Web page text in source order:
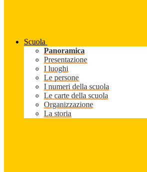
Scuola
Panoramica
Presentazione
I luoghi
Le persone
I numeri della scuola
Le carte della scuola
Organizzazione
La storia